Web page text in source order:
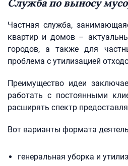
Служба по выносу
Частная служба,
квартир и домов –
городов, а также для
проблема с утилизацией
Преимущество идеи
работать с постоянными
расширять спектр
Вот варианты формата
генеральная уборка и